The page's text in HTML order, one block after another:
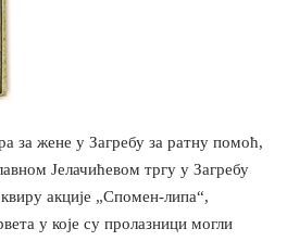
за жене у Загребу за ратну помоћ,
Јелачићевом тргу у Загребу
акције „Спомен-липа“,
у које су пролазници могли